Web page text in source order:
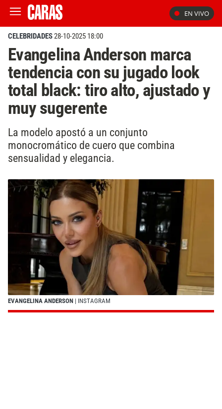
EN VIVO
CELEBRIDADES28-10-2025 18:00
Evangelina Anderson marca
tendencia con su jugado look
total black: tiro alto, ajustado y
muy sugerente
La modelo apostó a un conjunto
monocromático de cuero que combina
sensualidad y elegancia.
EVANGELINA ANDERSON | INSTAGRAM